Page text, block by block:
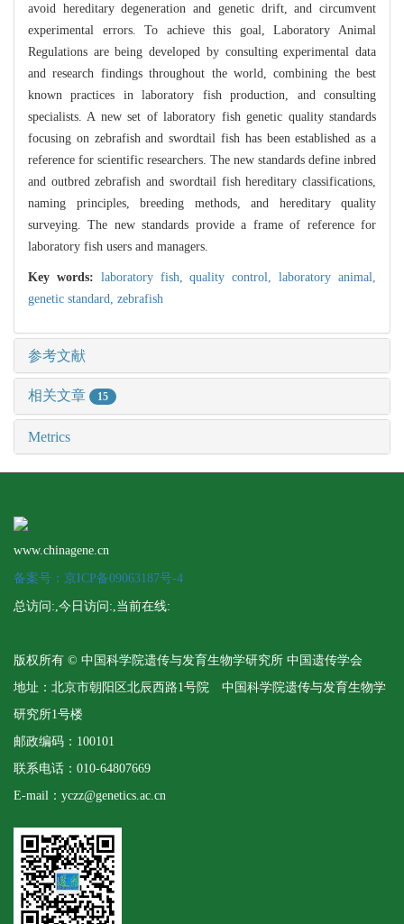
avoid hereditary degeneration and genetic drift, and circumvent
experimental errors. To achieve this goal, Laboratory Animal
Regulations are being developed by consulting experimental data
and research findings throughout the world, combining the best
known practices in laboratory fish production, and consulting
specialists. A new set of laboratory fish genetic quality standards
focusing on zebrafish and swordtail fish has been established as a
reference for scientific researchers. The new standards define inbred
and outbred zebrafish and swordtail fish hereditary classifications,
naming principles, breeding methods, and hereditary quality
surveying. The new standards provide a frame of reference for
laboratory fish users and managers.
Key words: laboratory fish,quality control,laboratory animal,
genetic standard, zebrafish
参考文献
相关文章 15
Metrics
www.chinagene.cn
备案号：京ICP备09063187号-4
总访问: ,今日访问: ,当前在线:
版权所有 © 中国科学院遗传与发育生物学研究所 中国遗传学会
地址：北京市朝阳区北辰西路1号院 中国科学院遗传与发育生物学
研究所1号楼
邮政编码：100101
联系电话：010-64807669
E-mail：yczz@genetics.ac.cn